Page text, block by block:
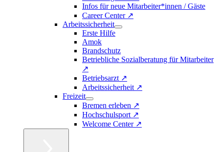
Infos für neue Mitarbeiter*innen / Gäste
Career Center ↗
Arbeitssicherheit
Erste Hilfe
Amok
Brandschutz
Betriebliche Sozialberatung für Mitarbeiter
↗
Betriebsarzt ↗
Arbeitssicherheit ↗
Freizeit
Bremen erleben ↗
Hochschulsport ↗
Welcome Center ↗